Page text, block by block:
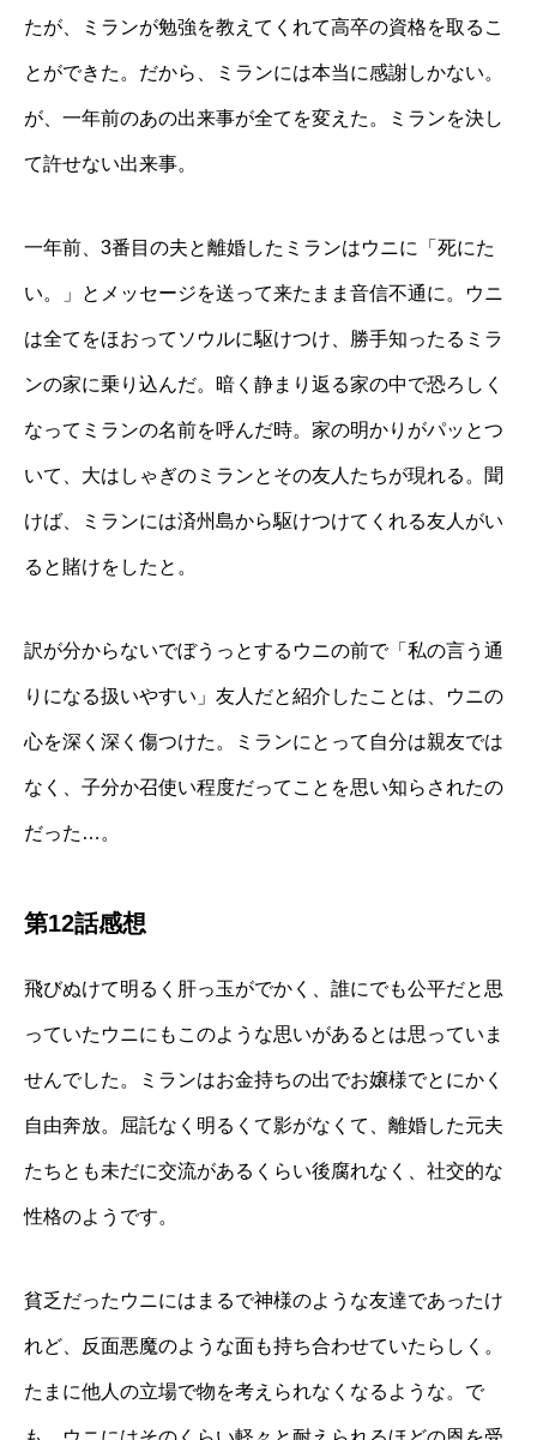
たが、ミランが勉強を教えてくれて高卒の資格を取るこ
とができた。だから、ミランには本当に感謝しかない。
が、一年前のあの出来事が全てを変えた。ミランを決し
て許せない出来事。
一年前、3番目の夫と離婚したミランはウニに「死にた
い。」とメッセージを送って来たまま音信不通に。ウニ
は全てをほおってソウルに駆けつけ、勝手知ったるミラ
ンの家に乗り込んだ。暗く静まり返る家の中で恐ろしく
なってミランの名前を呼んだ時。家の明かりがパッとつ
いて、大はしゃぎのミランとその友人たちが現れる。聞
けば、ミランには済州島から駆けつけてくれる友人がい
ると賭けをしたと。
訳が分からないでぼうっとするウニの前で「私の言う通
りになる扱いやすい」友人だと紹介したことは、ウニの
心を深く深く傷つけた。ミランにとって自分は親友では
なく、子分か召使い程度だってことを思い知らされたの
だった…。
第12話感想
飛びぬけて明るく肝っ玉がでかく、誰にでも公平だと思
っていたウニにもこのような思いがあるとは思っていま
せんでした。ミランはお金持ちの出でお嬢様でとにかく
自由奔放。屈託なく明るくて影がなくて、離婚した元夫
たちとも未だに交流があるくらい後腐れなく、社交的な
性格のようです。
貧乏だったウニにはまるで神様のような友達であったけ
れど、反面悪魔のような面も持ち合わせていたらしく。
たまに他人の立場で物を考えられなくなるような。で